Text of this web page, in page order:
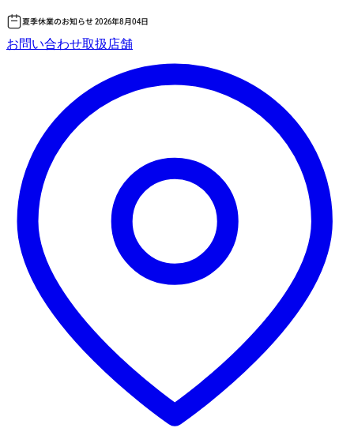
ン
ス
キッ
夏季休業のお知らせ 2026年8月04日
お問い合わせ取扱店舗